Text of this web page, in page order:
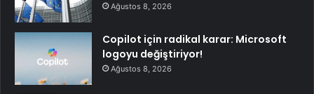
Ağustos 8, 2026
Copilot için radikal karar: Microsoft
logoyu değiştiriyor!
Ağustos 8, 2026